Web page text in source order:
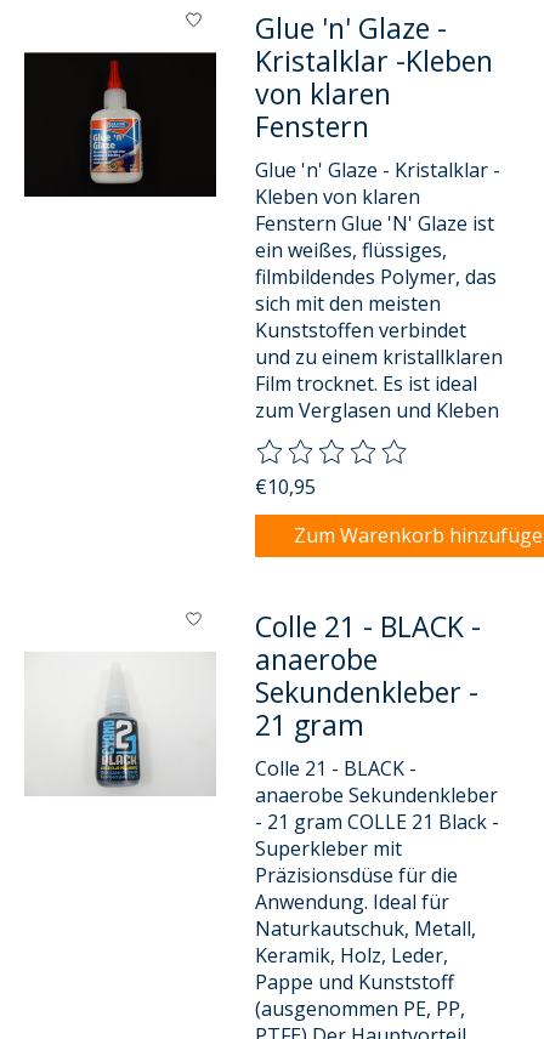
Glue 'n' Glaze -
Kristalklar -Kleben
von klaren
Fenstern
Glue 'n' Glaze - Kristalklar -
Kleben von klaren
Fenstern Glue 'N' Glaze ist
ein weißes, flüssiges,
filmbildendes Polymer, das
sich mit den meisten
Kunststoffen verbindet
und zu einem kristallklaren
Film trocknet. Es ist ideal
zum Verglasen und Kleben
Die Bewertung dieses
€10,95
Zum Warenkorb
Colle 21 - BLACK -
anaerobe
Sekundenkleber -
21 gram
Colle 21 - BLACK -
anaerobe Sekundenkleber
- 21 gram COLLE 21 Black -
Superkleber mit
Präzisionsdüse für die
Anwendung. Ideal für
Naturkautschuk, Metall,
Keramik, Holz, Leder,
Pappe und Kunststoff
(ausgenommen PE, PP,